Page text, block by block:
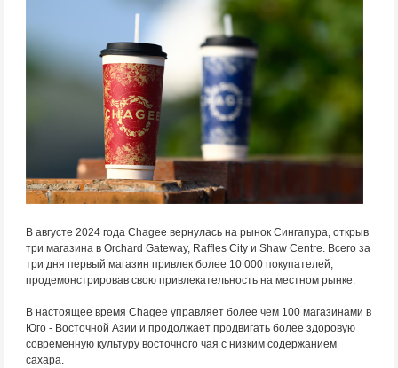
В августе 2024 года Chagee вернулась на рынок Сингапура, открыв
три магазина в Orchard Gateway, Raffles City и Shaw Centre. Всего за
три дня первый магазин привлек более 10 000 покупателей,
продемонстрировав свою привлекательность на местном рынке.
В настоящее время Chagee управляет более чем 100 магазинами в
Юго - Восточной Азии и продолжает продвигать более здоровую
современную культуру восточного чая с низким содержанием
сахара.